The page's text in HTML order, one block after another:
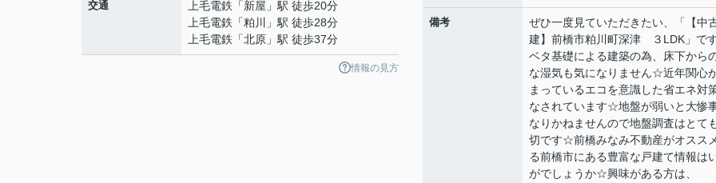
交通 上毛電鉄 「新屋 」駅 徒歩20分
上毛電鉄 「粕川
」駅 徒歩28分
上毛電鉄 「北原 」駅 徒歩37分
情報の見方
備考
ぜひ一度見ていただきたい、「【中
建】前橋市粕川町深津 ３LDK」で
ベタ基礎による建築の為、床下から
な湿気も気になりません☆近年関心
まっているエコを意識した省エネ対
なされています☆地盤が弱いと大惨
なりかねませんので地盤調査はとて
切です☆前橋みなみ不動産がオスス
る前橋市にある豊富な戸建て情報は
がでしょうか☆興味がある方は、